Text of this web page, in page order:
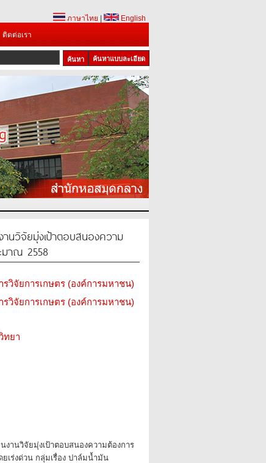
ภาษาไทย
English
ติดต่อเรา
ค้นหาแบบละเอียด
นวิจัยมุ่งเป้าตอบสนองความ
มาณ 2558
วิจัยการเกษตร (องค์การมหาชน)
วิจัยการเกษตร (องค์การมหาชน)
ทยา
งานวิจัยมุ่งเป้าตอบสนองความต้องการ
เร่งด่วน กลุ่มเรื่อง ปาล์มน้ำมัน